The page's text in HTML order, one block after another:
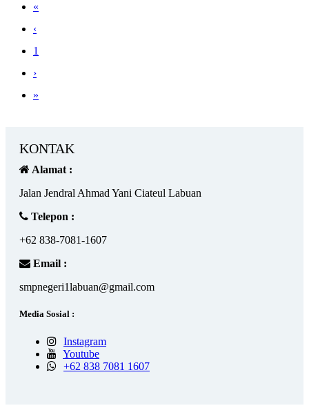
«
‹
1
›
»
KONTAK
Alamat :
Jalan Jendral Ahmad Yani Ciateul Labuan
Telepon :
+62 838-7081-1607
Email :
smpnegeri1labuan@gmail.com
Media Sosial :
Instagram
Youtube
+62 838 7081 1607